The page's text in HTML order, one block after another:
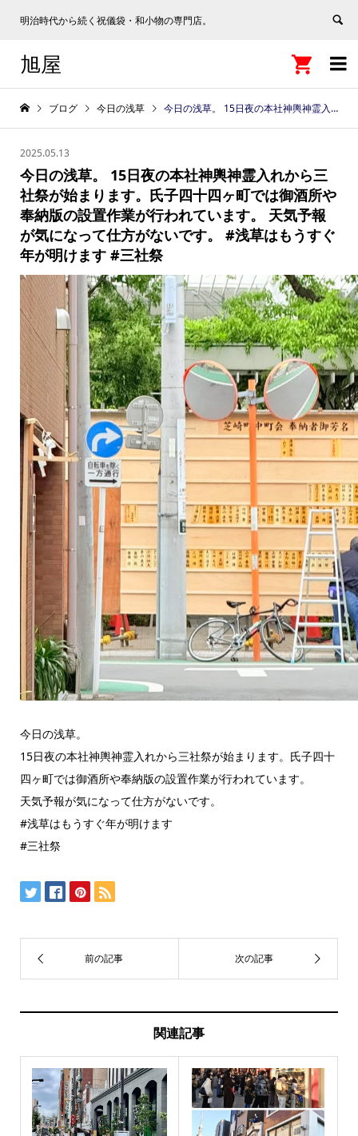
明治時代から続く祝儀袋・和小物の専門店。

旭屋 
ブログ 今日の浅草 今日の浅草。 15日夜の本社神輿神霊入れから三社祭が始まります。氏子四十四ヶ町では御酒所や奉納版の設置作業が行われています。 天気予報が気になって仕方がないです。 #浅草はもうすぐ年が明けます #三社祭
2025.05.13
今日の浅草。 15日夜の本社神輿神霊入れから三
社祭が始まります。氏子四十四ヶ町では御酒所や
奉納版の設置作業が行われています。 天気予報
が気になって仕方がないです。 #浅草はもうすぐ
年が明けます #三社祭
今日の浅草。
15日夜の本社神輿神霊入れから三社祭が始まります。氏子四十
四ヶ町では御酒所や奉納版の設置作業が行われています。
天気予報が気になって仕方がないです。
#浅草はもうすぐ年が明けます
#三社祭
関連記事